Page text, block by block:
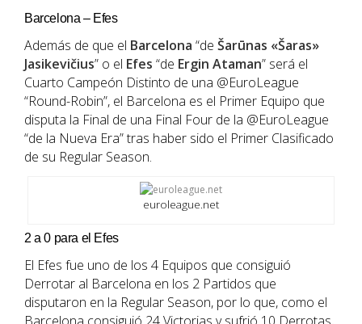
Barcelona – Efes
Además de que el Barcelona “de Šarūnas «Šaras»
Jasikevičius” o el Efes “de Ergin Ataman” será el
Cuarto Campeón Distinto de una @EuroLeague
“Round-Robin”, el Barcelona es el Primer Equipo que
disputa la Final de una Final Four de la @EuroLeague
“de la Nueva Era” tras haber sido el Primer Clasificado
de su Regular Season.
euroleague.net
2 a 0 para el Efes
El Efes fue uno de los 4 Equipos que consiguió
Derrotar al Barcelona en los 2 Partidos que
disputaron en la Regular Season, por lo que, como el